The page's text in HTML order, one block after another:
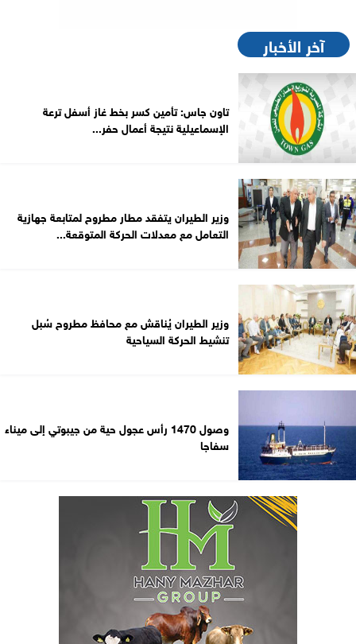
آخر الأخبار
تاون جاس: تأمين كسر بخط غاز أسفل ترعة
الإسماعيلية نتيجة أعمال حفر...
وزير الطيران يتفقد مطار مطروح لمتابعة جهازية
التعامل مع معدلات الحركة المتوقعة...
وزير الطيران يُناقش مع محافظ مطروح سُبل
تنشيط الحركة السياحية
وصول 1470 رأس عجول حية من جيبوتي إلى ميناء
سفاجا